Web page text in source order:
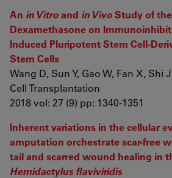
An in Vitroand in VivoStudy of
Dexamethasone on
Induced Pluripotent Stem Cell-
Stem Cells
Wang D, Sun Y, Gao W, Fan X, Shi
Cell Transplantation
2018 vol: 27 (9) pp: 1340-1351
Inherent variations in the cellular
amputation orchestrate scar-free
tail and scarred wound healing in
Hemidactylus flaviviridis